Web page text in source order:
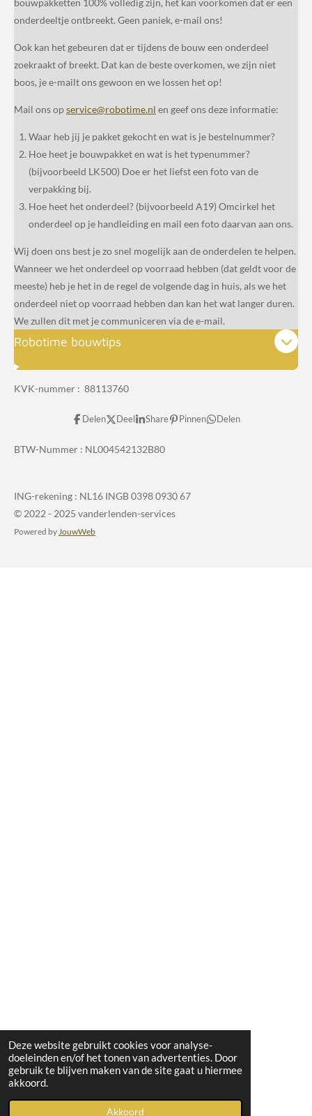
Deze website gebruikt cookies voor analyse-
doeleinden en/of het tonen van advertenties. Door
gebruik te blijven maken van de site gaat u hiermee
akkoord.
Akkoord
bouwpakketten 100% volledig zijn, het kan voorkomen dat er een
onderdeeltje ontbreekt. Geen paniek, e-mail ons!
Ook kan het gebeuren dat er tijdens de bouw een onderdeel
zoekraakt of breekt. Dat kan de beste overkomen, we zijn niet
boos, je e-mailt ons gewoon en we lossen het op!
Mail ons opservice@robotime.nl en geef ons deze informatie:
Waar heb jij je pakket gekocht en wat is je bestelnummer?
Hoe heet je bouwpakket en wat is het typenummer?
(bijvoorbeeld LK500) Doe er het liefst een foto van de
verpakking bij.
Hoe heet het onderdeel? (bijvoorbeeld A19) Omcirkel het
onderdeel op je handleiding en mail een foto daarvan aan ons.
Wij doen ons best je zo snel mogelijk aan de onderdelen te helpen.
Wanneer we het onderdeel op voorraad hebben (dat geldt voor de
meeste) heb je het in de regel de volgende dag in huis, als we het
onderdeel niet op voorraad hebben dan kan het wat langer duren.
We zullen dit met je communiceren via de e-mail.
Robotime bouwtips
KVK-nummer : 88113760
Delen Deel Share Pinnen Delen
BTW-Nummer : NL004542132B80
ING-rekening : NL16 INGB 0398 0930 67
© 2022 - 2025 vanderlenden-services
Powered by JouwWeb